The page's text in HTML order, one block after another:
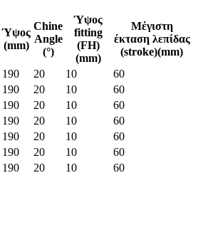
Ύψος
(mm)
Chine
Angle
(°)
Ύψος
fitting
(FH)
(mm)
Μέγιστη
έκταση λεπίδας
(stroke)(mm)
190 20 10
60
190 20 10
60
190 20 10
60
190 20 10
60
190 20 10
60
190 20 10
60
190 20 10 60